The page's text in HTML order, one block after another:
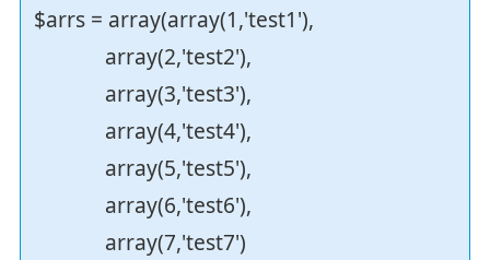
$arrs = array(array(1,'test1'),
array(2,'test2'),
array(3,'test3'),
array(4,'test4'),
array(5,'test5'),
array(6,'test6'),
array(7,'test7')